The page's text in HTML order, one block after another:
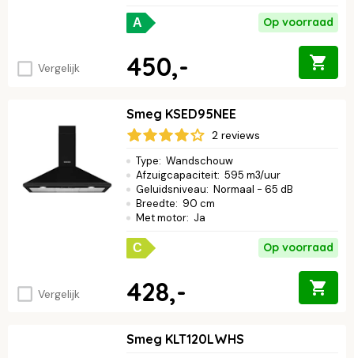
Vergelijk
A Op voorraad
450,-
Vergelijk
Smeg KSED95NEE
2 reviews
Type: Wandschouw
Afzuigcapaciteit: 595 m3/uur
Geluidsniveau: Normaal - 65 dB
Breedte: 90 cm
Met motor: Ja
C Op voorraad
428,-
Smeg KLT120LWHS